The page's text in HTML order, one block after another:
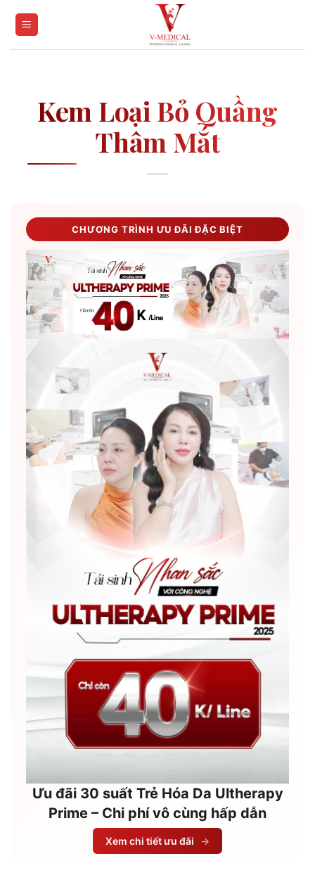
Kem Loại Bỏ Quầng
Thâm Mắt
CHƯƠNG TRÌNH ƯU ĐÃI ĐẶC BIỆT
Ưu đãi 30 suất Trẻ Hóa Da Ultherapy
Prime – Chi phí vô cùng hấp dẫn
Xem chi tiết ưu đãi →